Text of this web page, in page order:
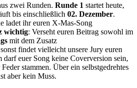
zwei Runden. Runde 1 startet heute,
bis einschließlich 02. Dezember.
ladet ihr euren X-Mas-Song
wichtig: Verseht euren Beitrag sowohl im
mit dem Zusatz
findet vielleicht unsere Jury euren
darf euer Song keine Coverversion sein,
stammen. Über ein selbstgedrehtes
aber kein Muss.